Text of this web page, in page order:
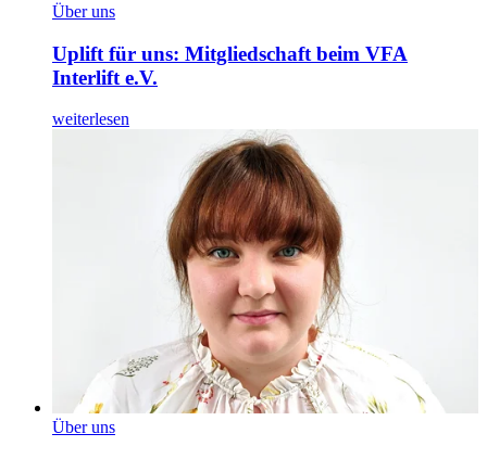
Über uns
Uplift für uns: Mitgliedschaft beim VFA
Interlift e.V.
weiterlesen
Über uns